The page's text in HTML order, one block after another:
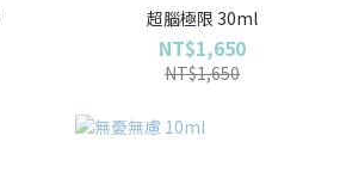
超腦極限 30ml
NT$1,650
NT$1,650